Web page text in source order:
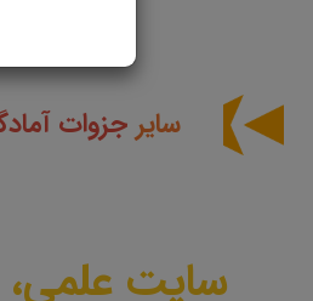
سایرجزوات
سایت علمی،